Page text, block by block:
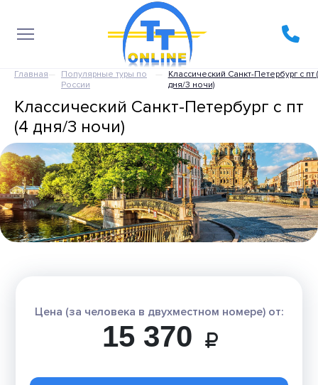
Главная
Популярные туры по
России
Классический Санкт-Петербург с пт
дня/3 ночи)
Классический Санкт-Петербург с пт
(4 дня/3 ночи)
Цена (за человека в двухместном номере) от:
15 370